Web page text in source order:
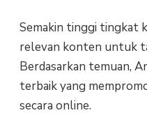
Semakin tinggi tingkat
relevan konten untuk
Berdasarkan temuan,
terbaik yang
secara online.